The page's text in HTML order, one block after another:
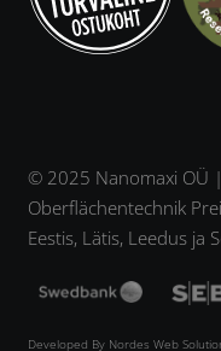
© 2025 Nanomaxi OÜ
Oberflächentechnik
Eestis, Lätis, Leedus ja
Developed By Nordes Web